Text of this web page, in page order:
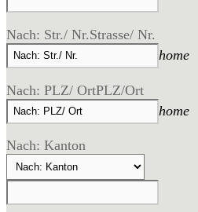
Nach: Str./ Nr.Strasse/ Nr.
home
Nach: PLZ/ OrtPLZ/Ort
home
Nach: Kanton